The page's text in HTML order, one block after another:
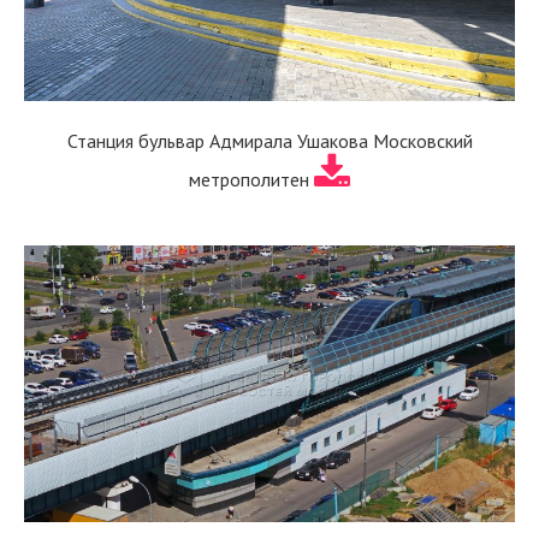
Станция бульвар Адмирала Ушакова Московский
метрополитен